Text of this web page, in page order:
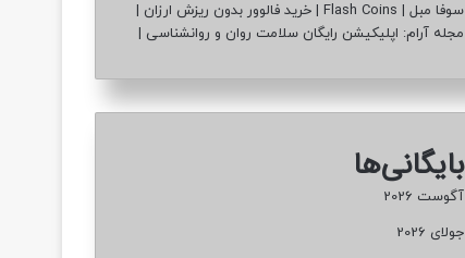
سوفا مبل |
Flash Coins
|خرید فالوور بدون ریزش ارزان |
مجله آرام: اپلیکیشن رایگان سلامت روان و روانشناسی |
بایگانی‌ها
آگوست 2026
جولای 2026